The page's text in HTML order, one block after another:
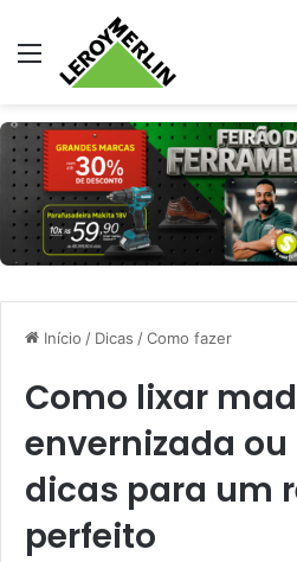
Menu
Início / Dicas /Como fazer
Como lixar
envernizada
dicas para um
perfeito